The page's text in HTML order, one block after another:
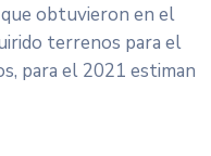
obtuvieron en el
terrenos para el
para el 2021 estiman